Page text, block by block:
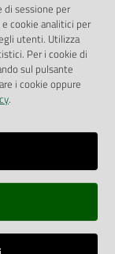
di sessione per
cookie analitici per
utenti. Utilizza
Per i cookie di
sul pulsante
i cookie oppure
.